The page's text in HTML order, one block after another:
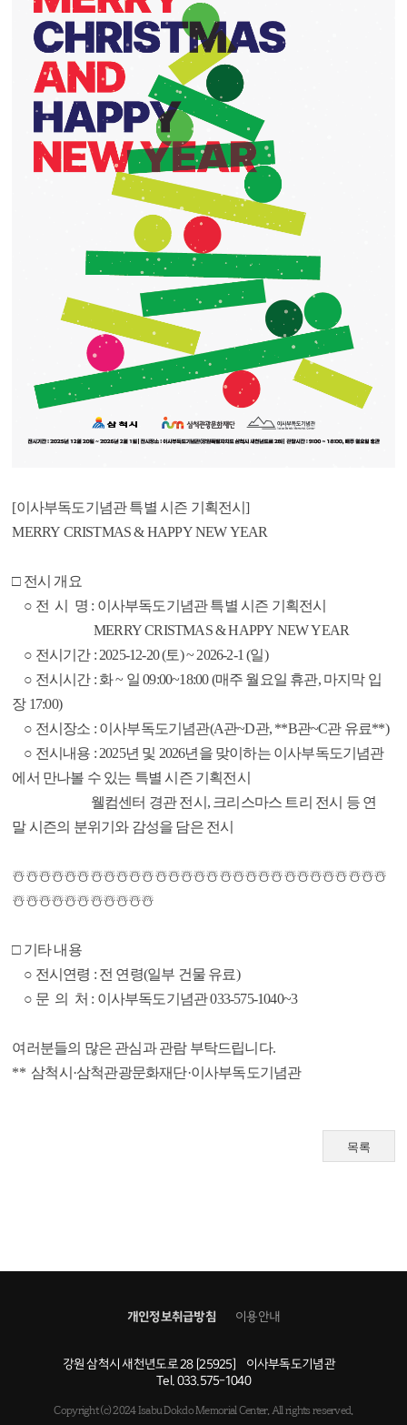
[이사부독도기념관 특별 시즌 기획전시]
MERRY CRISTMAS & HAPPY NEW YEAR
□ 전시 개요
○ 전 시 명 : 이사부독도기념관 특별 시즌 기획전시
MERRY CRISTMAS & HAPPY NEW YEAR
○ 전시기간 : 2025-12-20 (토) ~ 2026-2-1 (일)
○ 전시시간 : 화 ~ 일 09:00~18:00 (매주 월요일 휴관, 마지막 입
장 17:00)
○ 전시장소 : 이사부독도기념관(A관~D관, **B관~C관 유료**)
○ 전시내용 : 2025년 및 2026년을 맞이하는 이사부독도기념관
에서 만나볼 수 있는 특별 시즌 기획전시
웰컴센터 경관 전시, 크리스마스 트리 전시 등 연
말 시즌의 분위기와 감성을 담은 전시
☃️☃️☃️☃️☃️☃️☃️☃️☃️☃️☃️☃️☃️☃️☃️☃️☃️☃️☃️☃️☃️☃️☃️☃️☃️☃️☃️☃️☃️
☃️☃️☃️☃️☃️☃️☃️☃️☃️☃️☃️
□ 기타 내용
○ 전시연령 : 전 연령(일부 건물 유료)
○ 문 의 처 : 이사부독도기념관 033-575-1040~3
여러분들의 많은 관심과 관람 부탁드립니다.
** 삼척시·삼척관광문화재단·이사부독도기념관
목록
개인정보취급방침 이용안내
강원 삼척시 새천년도로 28 [25925]
이사부독도기념관
Tel. 033.575-1040
Copyright (c) 2024 Isabu Dokdo Memorial Center. All rights reserved.